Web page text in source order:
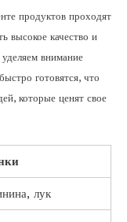
продуктов проходят
высокое качество и
внимание
готовятся, что
которые ценят свое
лук